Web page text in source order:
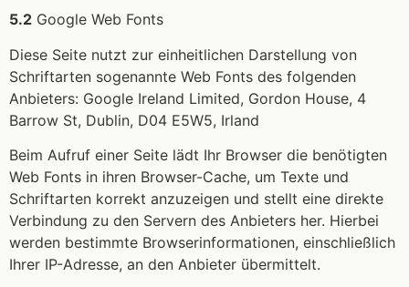
5.2 Google Web Fonts
Diese Seite nutzt zur einheitlichen Darstellung von
Schriftarten sogenannte Web Fonts des folgenden
Anbieters: Google Ireland Limited, Gordon House, 4
Barrow St, Dublin, D04 E5W5, Irland
Beim Aufruf einer Seite lädt Ihr Browser die benötigten
Web Fonts in ihren Browser-Cache, um Texte und
Schriftarten korrekt anzuzeigen und stellt eine direkte
Verbindung zu den Servern des Anbieters her. Hierbei
werden bestimmte Browserinformationen, einschließlich
Ihrer IP-Adresse, an den Anbieter übermittelt.